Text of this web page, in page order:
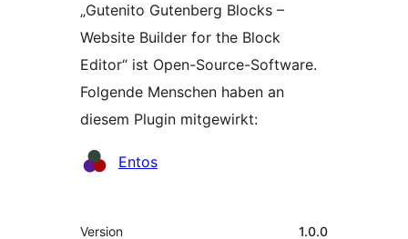
„Gutenito Gutenberg Blocks –
Website Builder for the Block
Editor“ ist Open-Source-Software.
Folgende Menschen haben an
diesem Plugin mitgewirkt:
Mitwirkende
Entos
Meta
Version 1.0.0